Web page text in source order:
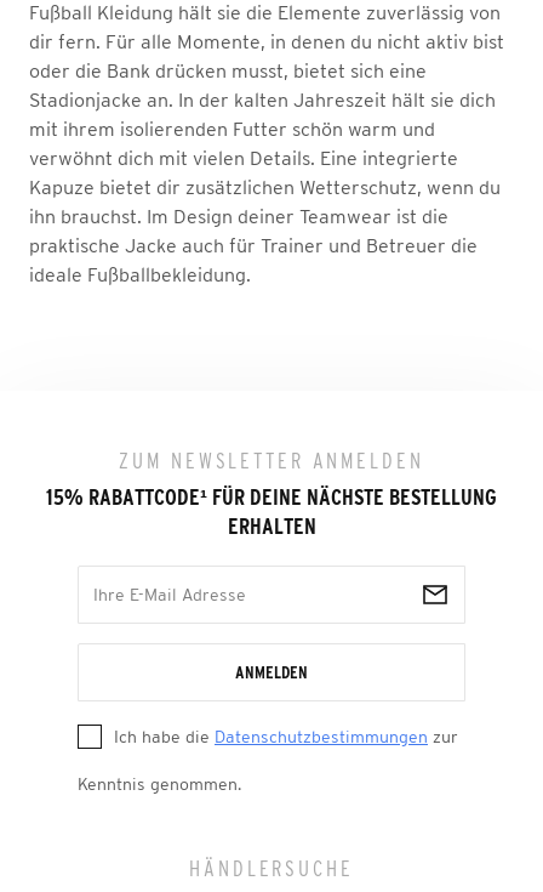
Fußball Kleidung hält sie die Elemente zuverlässig von
dir fern. Für alle Momente, in denen du nicht aktiv bist
oder die Bank drücken musst, bietet sich eine
Stadionjacke an. In der kalten Jahreszeit hält sie dich
mit ihrem isolierenden Futter schön warm und
verwöhnt dich mit vielen Details. Eine integrierte
Kapuze bietet dir zusätzlichen Wetterschutz, wenn du
ihn brauchst. Im Design deiner Teamwear ist die
praktische Jacke auch für Trainer und Betreuer die
ideale Fußballbekleidung.
ZUM NEWSLETTER ANMELDEN
15% RABATTCODE¹ FÜR DEINE NÄCHSTE BESTELLUNG
ERHALTEN
ANMELDEN
Ich habe die Datenschutzbestimmungen zur
Kenntnis genommen.
HÄNDLERSUCHE